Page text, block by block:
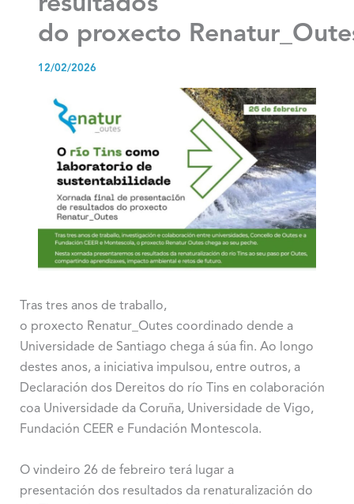
do proxecto
12/02/2026
Tras tres anos de traballo,
o proxecto Renatur_Outes coordinado dende a
Universidade de Santiago chega á súa fin. Ao longo
destes anos, a iniciativa impulsou, entre outros, a
Declaración dos Dereitos do río Tins en colaboración
coa Universidade da Coruña, Universidade de Vigo,
Fundación CEER e Fundación Montescola.
O vindeiro 26 de febreiro terá lugar a
presentación dos resultados da renaturalización do